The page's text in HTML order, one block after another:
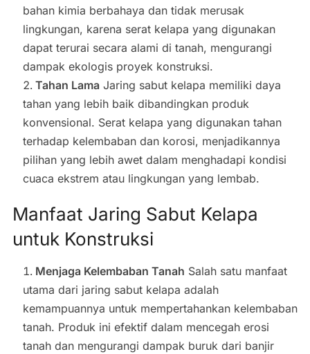
bahan kimia berbahaya dan tidak merusak
lingkungan, karena serat kelapa yang digunakan
dapat terurai secara alami di tanah, mengurangi
dampak ekologis proyek konstruksi.
Tahan Lama Jaring sabut kelapa memiliki daya
tahan yang lebih baik dibandingkan produk
konvensional. Serat kelapa yang digunakan tahan
terhadap kelembaban dan korosi, menjadikannya
pilihan yang lebih awet dalam menghadapi kondisi
cuaca ekstrem atau lingkungan yang lembab.
Manfaat Jaring Sabut Kelapa
untuk Konstruksi
Menjaga Kelembaban Tanah Salah satu manfaat
utama dari jaring sabut kelapa adalah
kemampuannya untuk mempertahankan kelembaban
tanah. Produk ini efektif dalam mencegah erosi
tanah dan mengurangi dampak buruk dari banjir